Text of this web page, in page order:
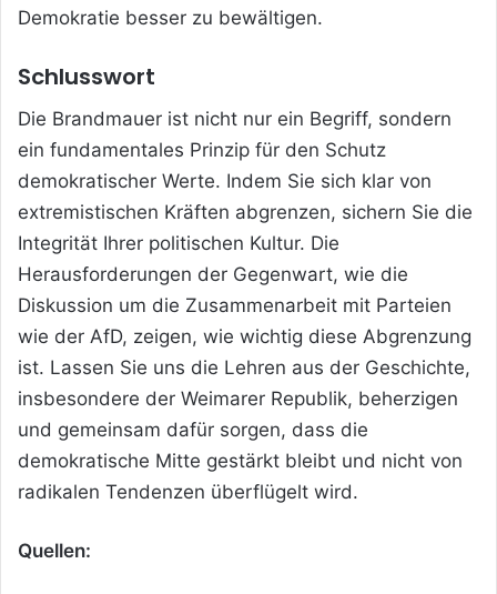
Demokratie besser zu bewältigen.
Schlusswort
Die Brandmauer ist nicht nur ein Begriff, sondern
ein fundamentales Prinzip für den Schutz
demokratischer Werte. Indem Sie sich klar von
extremistischen Kräften abgrenzen, sichern Sie die
Integrität Ihrer politischen Kultur. Die
Herausforderungen der Gegenwart, wie die
Diskussion um die Zusammenarbeit mit Parteien
wie der AfD, zeigen, wie wichtig diese Abgrenzung
ist. Lassen Sie uns die Lehren aus der Geschichte,
insbesondere der Weimarer Republik, beherzigen
und gemeinsam dafür sorgen, dass die
demokratische Mitte gestärkt bleibt und nicht von
radikalen Tendenzen überflügelt wird.
Quellen: